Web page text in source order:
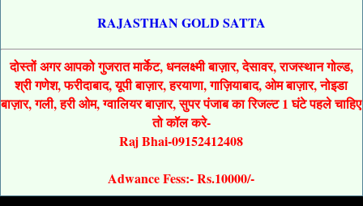
RAJASTHAN GOLD SATTA
दोस्तों अगर आपको गुजरात मार्केट, धनलक्ष्मी बाज़ार, देसावर, राजस्थान गोल्ड,
श्री गणेश, फरीदाबाद, यूपी बाज़ार, हरयाणा, गाज़ियाबाद, ओम बाज़ार, नोइडा
बाज़ार, गली, हरी ओम, ग्वालियर बाज़ार, सुपर पंजाब का रिजल्ट 1 घंटे पहले चाहिए
तो कॉल करे-
Raj Bhai-09152412408
Adwance Fess:- Rs.10000/-